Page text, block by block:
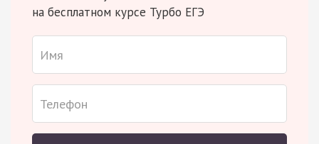
на бесплатном курсе Турбо ЕГЭ